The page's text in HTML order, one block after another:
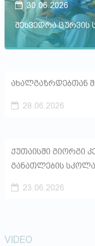
30.06.2026
შეხვედრა ცურვის
ახალგაზრდებთან
28.06.2026
ქუთაისში გიორგი
განათლების სკოლა
23.06.2026
VIDEO